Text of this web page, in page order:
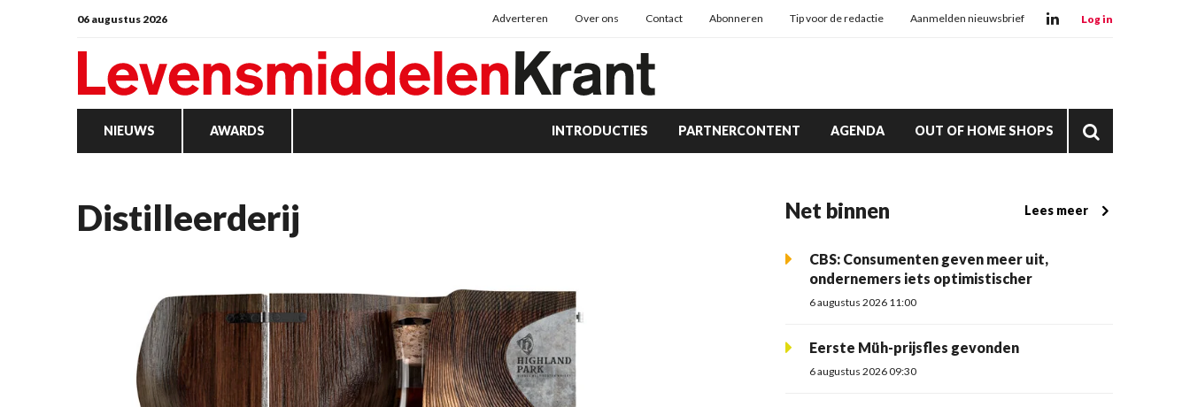
06 augustus 2026 Adverteren Over ons Contact Abonneren Tip voor de redactie Aanmelden nieuwsbrief Log in
NIEUWS AWARDS INTRODUCTIES PARTNERCONTENT AGENDA OUT OF HOME SHOPS
distilleerderij Net binnen Lees meer
CBS: Consumenten geven meer uit,
ondernemers iets optimistischer
6 augustus 2026 11:00
Eerste Müh-prijsfles gevonden
6 augustus 2026 09:30